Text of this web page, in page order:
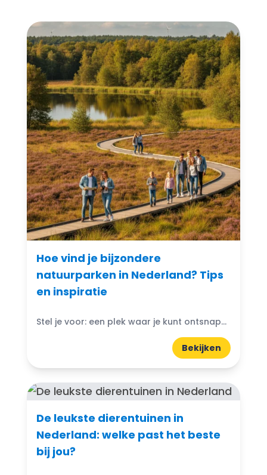
Hoe vind je bijzondere
natuurparken in Nederland? Tips
en inspiratie
Stel je voor: een plek waar je kunt ontsnappen aan de drukte van het dagelijks leven en je onderdompelen in de schoonheid van de natuur. Bijzondere natuurparken in Nederland bieden...
Bekijken
De leukste dierentuinen in
Nederland: welke past het beste
bij jou?